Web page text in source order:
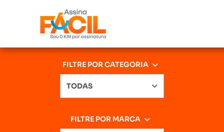
FILTRE POR CATEGORIA
TODAS
FILTRE POR MARCA